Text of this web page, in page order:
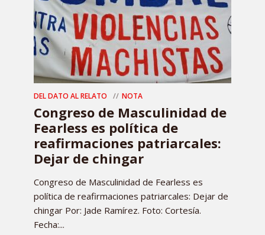
DEL DATO AL RELATO NOTA
Congreso de Masculinidad de
Fearless es política de
reafirmaciones patriarcales:
Dejar de chingar
Congreso de Masculinidad de Fearless es
política de reafirmaciones patriarcales: Dejar de
chingar Por: Jade Ramírez. Foto: Cortesía.
Fecha:...